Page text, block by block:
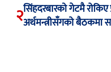
२सिंहदरबारको गेटमै
अर्थमन्त्रीसँगको बैठकमा